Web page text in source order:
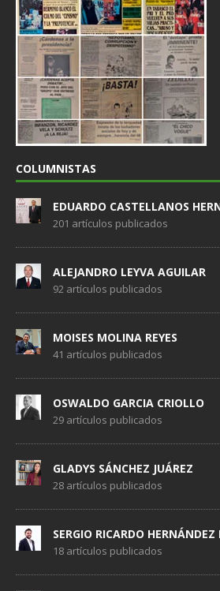
COLUMNISTAS
EDUARDO CASTELLANOS
201 artículos publicados
ALEJANDRO LEYVA AGUILAR
92 artículos publicados
MOISES MOLINA REYES
41 artículos publicados
OSWALDO GARCIA CRIOLLO
29 artículos publicados
GLADYS SÁNCHEZ JUÁREZ
28 artículos publicados
SERGIO RICARDO
18 artículos publicados